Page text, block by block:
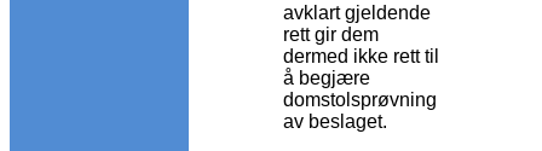
avklart gjeldende
rett gir dem
dermed ikke rett til
å begjære
domstolsprøvning
av beslaget.